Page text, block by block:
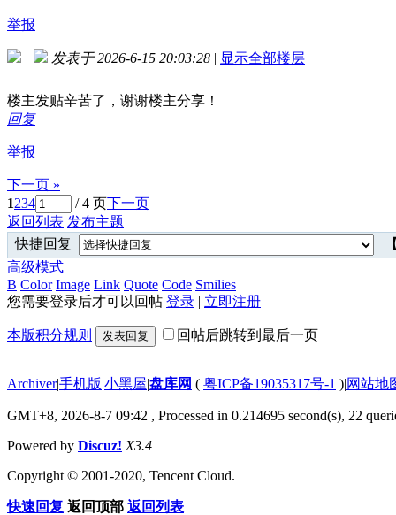
举报
发表于 2026-6-15 20:03:28 | 显示全部楼层
楼主发贴辛苦了，谢谢楼主分享！
回复
举报
下一页 »
1234 / 4 页下一页
返回列表 发布主题
快捷回复
高级模式
B Color Image Link Quote Code Smilies
您需要登录后才可以回帖 登录 | 立即注册
本版积分规则 发表回复 回帖后跳转到最后一页
Archiver|手机版|小黑屋|盘库网 ( 粤ICP备19035317号-1 )|网站地
GMT+8, 2026-8-7 09:42 , Processed in 0.214695 second(s), 22
Powered by Discuz! X3.4
Copyright © 2001-2020, Tencent Cloud.
快速回复 返回顶部 返回列表